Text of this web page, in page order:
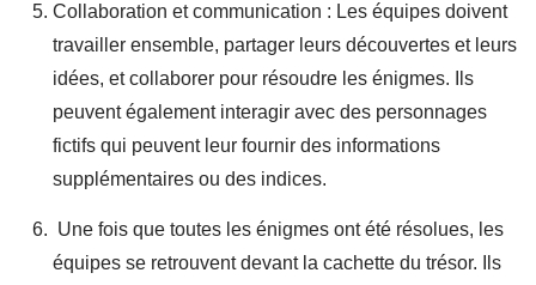
Collaboration et communication : Les équipes doivent
travailler ensemble, partager leurs découvertes et leurs
idées, et collaborer pour résoudre les énigmes. Ils
peuvent également interagir avec des personnages
fictifs qui peuvent leur fournir des informations
supplémentaires ou des indices.
Une fois que toutes les énigmes ont été résolues, les
équipes se retrouvent devant la cachette du trésor. Ils